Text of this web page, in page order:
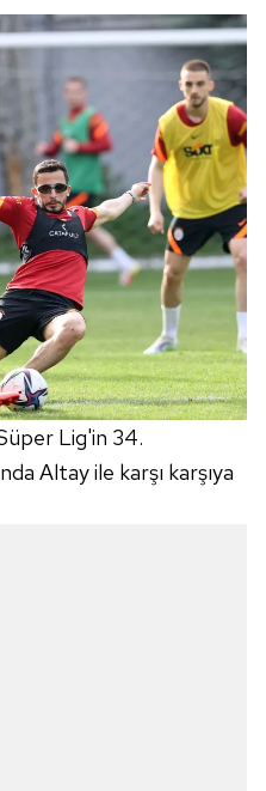
Lig'in 34.
Altay ile karşı karşıya